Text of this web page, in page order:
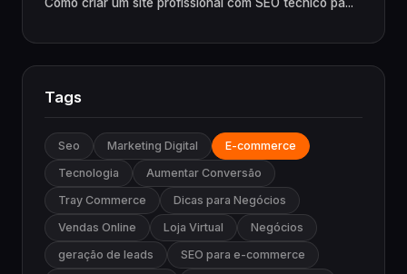
Tags
Seo Marketing Digital
E-commerce
Tecnologia
Aumentar Conversão
Tray Commerce
Dicas para Negócios
Vendas Online
Loja Virtual
Negócios
geração de leads
SEO para e-commerce